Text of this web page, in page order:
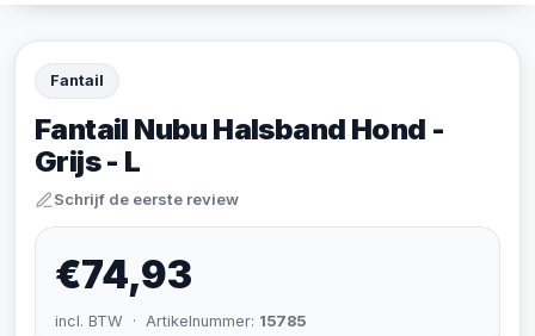
Fantail
Fantail Nubu Halsband Hond -
Grijs - L
Schrijf de eerste review
€74,93
incl. BTW · Artikelnummer: 15785